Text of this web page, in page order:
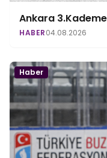
Ankara
HABER04.08.2026
Haber